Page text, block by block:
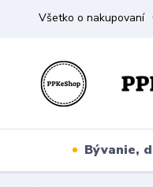
Všetko o nakupovaní
Bývanie,